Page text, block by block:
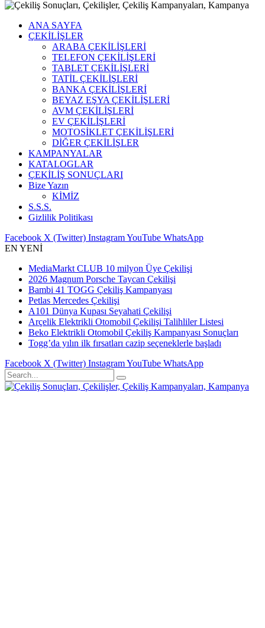
ANA SAYFA
ÇEKİLİŞLER
ARABA ÇEKİLİŞLERİ
TELEFON ÇEKİLİŞLERİ
TABLET ÇEKİLİŞLERİ
TATİL ÇEKİLİŞLERİ
BANKA ÇEKİLİŞLERİ
BEYAZ EŞYA ÇEKİLİŞLERİ
AVM ÇEKİLİŞLERİ
EV ÇEKİLİŞLERİ
MOTOSİKLET ÇEKİLİŞLERİ
DİĞER ÇEKİLİŞLER
KAMPANYALAR
KATALOGLAR
ÇEKİLİŞ SONUÇLARI
Bize Yazın
KİMİZ
S.S.S.
Gizlilik Politikası
Facebook X (Twitter) InstagramYouTube WhatsApp
EN YENİ
MediaMarkt CLUB 10 milyon Üye Çekilişi
2026 Magnum Porsche Taycan Çekilişi
Bambi 41 TOGG Çekiliş Kampanyası
Petlas Mercedes Çekilişi
A101 Dünya Kupası Seyahati Çekilişi
Arçelik Elektrikli Otomobil Çekilişi Talihliler Listesi
Beko Elektrikli Otomobil Çekiliş Kampanyası Sonuçları
Togg’da yılın ilk fırsatları cazip seçeneklerle başladı
Facebook X (Twitter) InstagramYouTube WhatsApp